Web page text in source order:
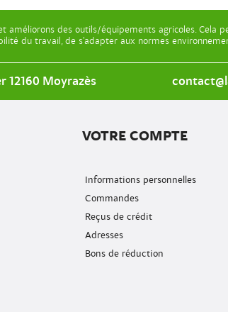
améliorons des outils/équipements agricoles. Cela
du travail, de s’adapter aux normes
12160 Moyrazès
VOTRE COMPTE
Informations personnelles
Commandes
Reçus de crédit
Adresses
Bons de réduction